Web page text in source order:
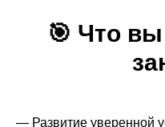
🎯 Что вы
— Развитие уверенной